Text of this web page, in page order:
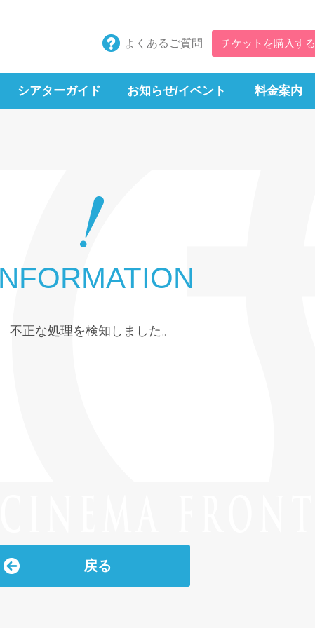
よくあるご質問 チケットを購入する
シアターガイド お知らせ/イベント 料金案内
不正な処理を検知しました。
戻る